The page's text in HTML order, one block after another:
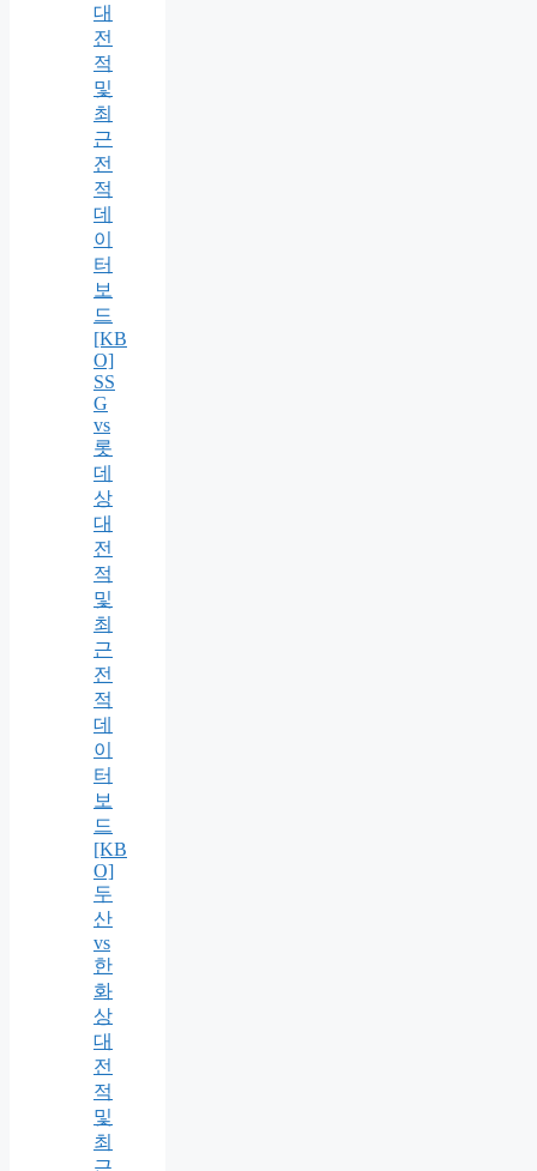
대
전
적
및
최
근
전
적
데
이
터
보
드
[KB
O]
SS
G
vs
롯
데
상
대
전
적
및
최
근
전
적
데
이
터
보
드
[KB
O]
두
산
vs
한
화
상
대
전
적
및
최
근